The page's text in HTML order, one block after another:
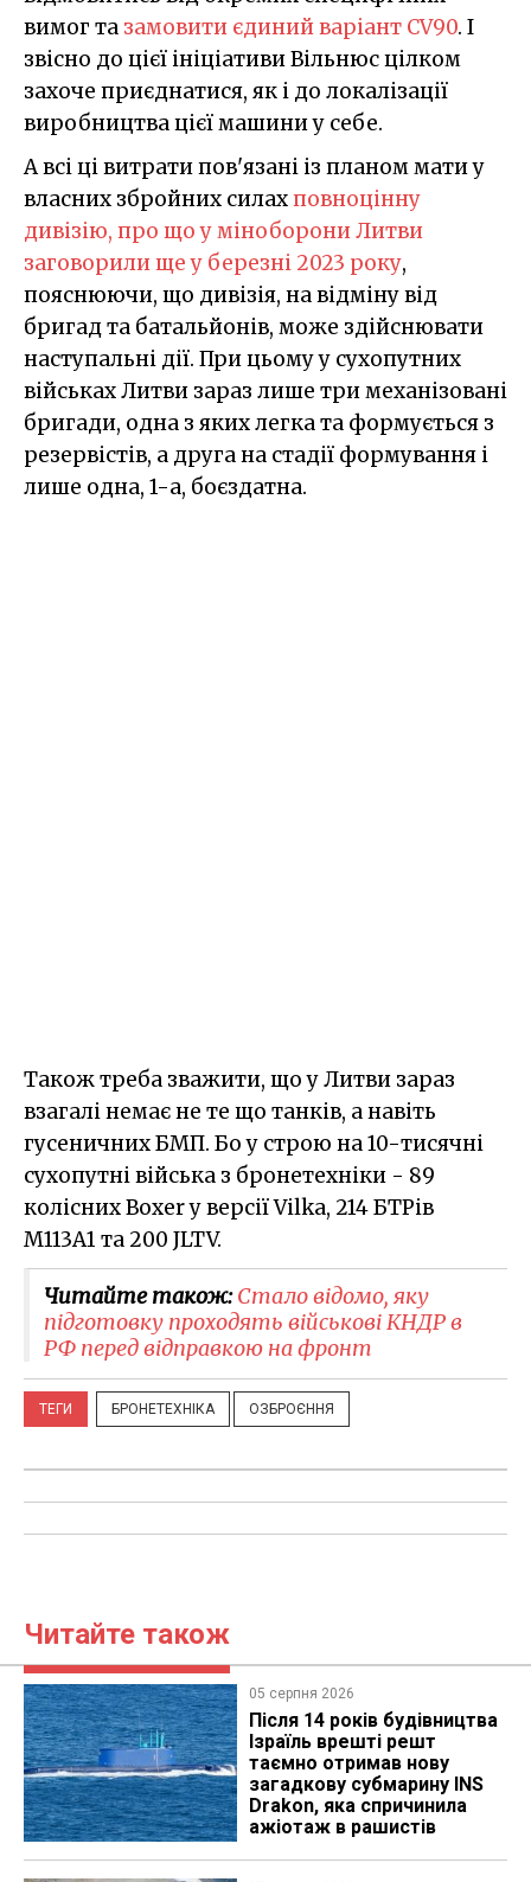
вимог та замовити єдиний варіант CV90. І
звісно до цієї ініціативи Вільнюс цілком
захоче приєднатися, як і до локалізації
виробництва цієї машини у себе.
А всі ці витрати пов'язані із планом мати у
власних збройних силахповноцінну
дивізію, про що у міноборони Литви
заговорили ще у березні 2023 року,
пояснюючи, що дивізія, на відміну від
бригад та батальйонів, може здійснювати
наступальні дії. При цьому у сухопутних
військах Литви зараз лише три механізовані
бригади, одна з яких легка та формується з
резервістів, а друга на стадії формування і
лише одна, 1-а, боєздатна.
Також треба зважити, що у Литви зараз
взагалі немає не те що танків, а навіть
гусеничних БМП. Бо у строю на 10-тисячні
сухопутні війська з бронетехніки - 89
колісних Boxer у версії Vilka, 214 БТРів
M113A1 та 200 JLTV.
Читайте також:Стало відомо, яку
підготовку проходять військові КНДР в
РФ перед відправкою на фронт
ТЕГИ БРОНЕТЕХНІКА ОЗБРОЄННЯ
Читайте також
05 серпня 2026
Після 14 років будівництва
Ізраїль врешті решт
таємно отримав нову
загадкову субмарину INS
Drakon, яка спричинила
ажіотаж в рашистів